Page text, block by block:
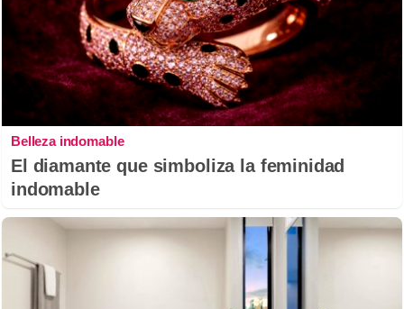
Belleza indomable
El diamante que simboliza la feminidad
indomable